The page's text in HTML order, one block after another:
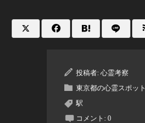
投稿者: 心霊考察
東京都の心霊スポット
駅
コメント: 0